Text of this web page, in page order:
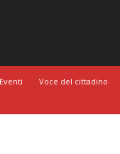
Eventi Voce del cittadino